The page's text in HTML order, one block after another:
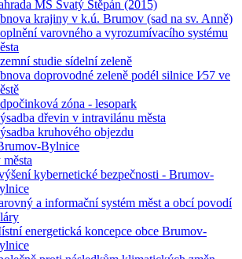
MŠ Svatý Štěpán (2015)
krajiny v k.ú. Brumov (sad na sv. Anně)
varovného a vyrozumívacího systému
studie sídelní zeleně
doprovodné zeleně podél silnice I⁄57 ve
zóna - lesopark
dřevin v intravilánu města
kruhového objezdu
Bylnice
kybernetické bezpečnosti - Brumov-
a informační systém měst a obcí povodí
energetická koncepce obce Brumov-